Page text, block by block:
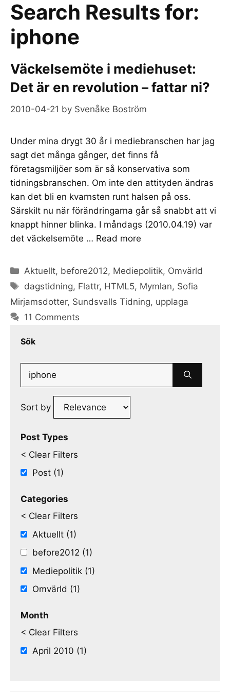
Search Results for:
iphone
Väckelsemöte i mediehuset:
Det är en revolution – fattar ni?
2010-04-21 by Svenåke Boström
Under mina drygt 30 år i mediebranschen har jag
sagt det många gånger, det finns få
företagsmiljöer som är så konservativa som
tidningsbranschen. Om inte den attityden ändras
kan det bli en kvarnsten runt halsen på oss.
Särskilt nu när förändringarna går så snabbt att vi
knappt hinner blinka. I måndags (2010.04.19) var
det väckelsemöte … Read more
Categories
Aktuellt, before2012, Mediepolitik, Omvärld
Tags
dagstidning, Flattr, HTML5, Mymlan, Sofia
Mirjamsdotter, Sundsvalls Tidning, upplaga
11 Comments
Sök
Search
for:
Sort by
Post Types
< Clear Filters
Post (1)
Categories
< Clear Filters
Aktuellt (1)
before2012 (1)
Mediepolitik (1)
Omvärld (1)
Month
< Clear Filters
April 2010 (1)